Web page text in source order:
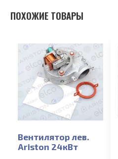
ПОХОЖИЕ ТОВАРЫ
Вентилятор лев.
Ariston 24кВт